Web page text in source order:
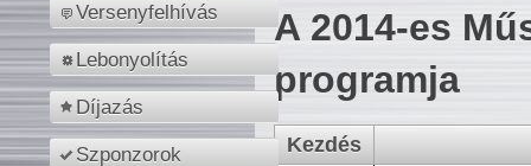
Versenyfelhívás
Lebonyolítás
Díjazás
Szponzorok
A 2014-es
programja
Kezdés